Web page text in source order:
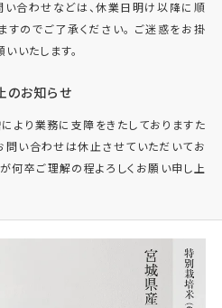
い合わせなどは、休業日明け以降に順
すのでご了承ください。 ご迷惑をお掛
いたします。
のお知らせ
より業務に支障をきたしておりますた
問い合わせは休止させていただいてお
何卒ご理解の程よろしくお願い申し上